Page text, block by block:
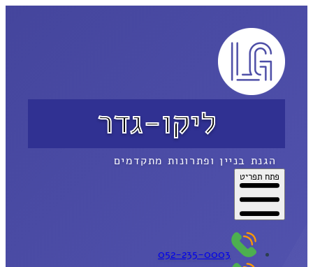
ליקו-גדר
הגנת בניין ופתרונות מתקדמים
פתח תפריט
052-235-0003